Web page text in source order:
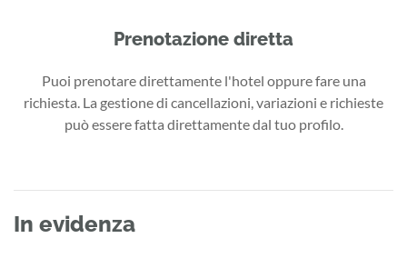
Prenotazione diretta
Puoi prenotare direttamente l'hotel oppure fare una
richiesta. La gestione di cancellazioni, variazioni e richieste
può essere fatta direttamente dal tuo profilo.
In evidenza